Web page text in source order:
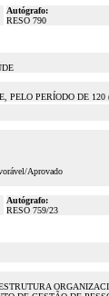
Autógrafo:
RESO 790
PELO PERÍODO DE 120
Aprovado
Autógrafo:
RESO 759/23